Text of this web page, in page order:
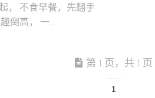
， 不食早餐，先翻手
倒高， 一...
第 1 页，共 1 页
1